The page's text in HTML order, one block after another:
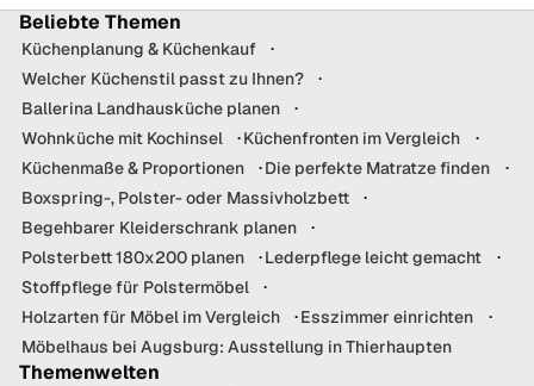
Beliebte Themen
Küchenplanung & Küchenkauf
Welcher Küchenstil passt zu Ihnen?
Ballerina Landhausküche planen
Wohnküche mit Kochinsel
Küchenfronten im Vergleich
Küchenmaße & Proportionen
Die perfekte Matratze finden
Boxspring-, Polster- oder Massivholzbett
Begehbarer Kleiderschrank planen
Polsterbett 180x200 planen
Lederpflege leicht gemacht
Stoffpflege für Polstermöbel
Holzarten für Möbel im Vergleich
Esszimmer einrichten
Möbelhaus bei Augsburg: Ausstellung in Thierhaupten
Themenwelten